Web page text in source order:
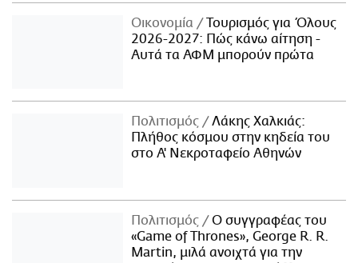
Οικονομία
Τουρισμός για Όλους
2026-2027: Πώς κάνω αίτηση -
Αυτά τα ΑΦΜ μπορούν πρώτα
Πολιτισμός
Λάκης Χαλκιάς:
Πλήθος κόσμου στην κηδεία του
στο Α' Νεκροταφείο Αθηνών
Πολιτισμός
Ο συγγραφέας του
«Game of Thrones», George R. R.
Martin, μιλά ανοιχτά για την